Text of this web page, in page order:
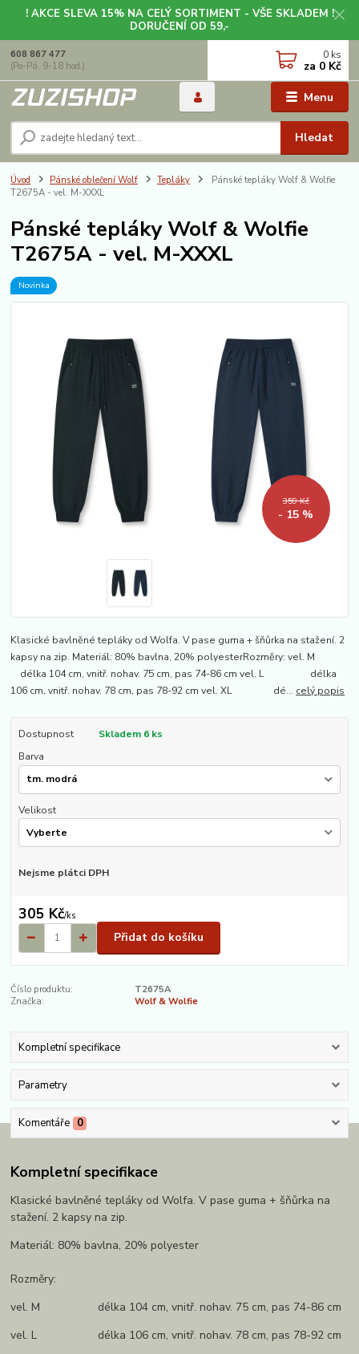
! AKCE SLEVA 15% NA CELÝ SORTIMENT - VŠE SKLADEM !
DORUČENÍ OD 59,-
Menu
Hledat
608 867 477
(Po-Pá, 9-18 hod.)
0 ks
za 0 Kč
Úvod Pánské oblečení Wolf Tepláky
Pánské tepláky Wolf & Wolfie
T2675A - vel. M-XXXL
Pánské tepláky Wolf & Wolfie
T2675A - vel. M-XXXL
Novinka
359 Kč
- 15 %
Klasické bavlněné tepláky od Wolfa. V pase guma + šňůrka na stažení. 2
kapsy na zip. Materiál: 80% bavlna, 20% polyesterRozměry: vel. M
délka 104 cm, vnitř. nohav. 75 cm, pas 74-86 cm vel. L délka
106 cm, vnitř. nohav. 78 cm, pas 78-92 cm vel. XL dé... celý popis
Dostupnost
Skladem 6 ks
Barva
Velikost
Nejsme plátci DPH
305 Kč/ks
Přidat do košíku
Číslo produktu:
T2675A
Značka:
Wolf & Wolfie
Kompletní specifikace
Parametry
Komentáře 0
Kompletní specifikace
Klasické bavlněné tepláky od Wolfa. V pase guma + šňůrka na
stažení. 2 kapsy na zip.
Materiál: 80% bavlna, 20% polyester
Rozměry:
vel. M délka 104 cm, vnitř. nohav. 75 cm, pas 74-86 cm
vel. L délka 106 cm, vnitř. nohav. 78 cm, pas 78-92 cm